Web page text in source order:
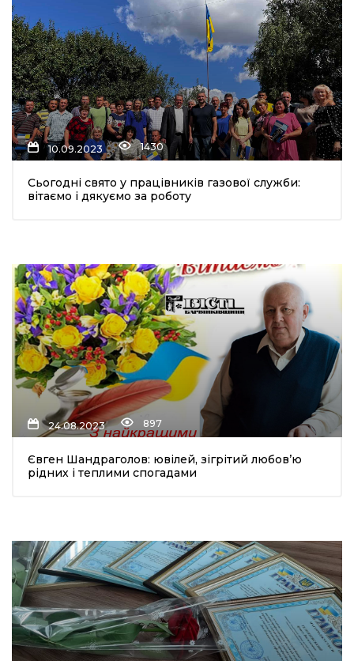
10.09.2023 1430
Сьогодні свято у працівників газової служби:
вітаємо і дякуємо за роботу
24.08.2023 897
Євген Шандраголов: ювілей, зігрітий любовʼю
рідних і теплими спогадами